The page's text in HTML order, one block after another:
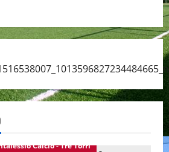
Calcio - Tre Torri